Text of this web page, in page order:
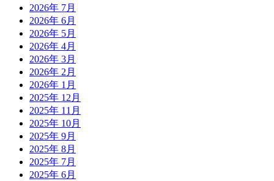
2026年 7月
2026年 6月
2026年 5月
2026年 4月
2026年 3月
2026年 2月
2026年 1月
2025年 12月
2025年 11月
2025年 10月
2025年 9月
2025年 8月
2025年 7月
2025年 6月